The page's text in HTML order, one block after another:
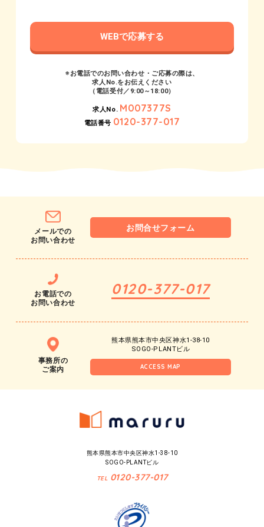
WEBで応募する
※お電話でのお問い合わせ・ご応募の際は、
求人No.をお伝えください
（電話受付／9:00～18:00）
求人No. M007377S
電話番号 0120-377-017
メールでの
お問い合わせ
お問合せフォーム
お電話での
お問い合わせ
0120-377-017
事務所の
ご案内
ACCESS MAP
熊本県熊本市中央区神水1-38-10
SOGO-PLANTビル
熊本県熊本市中央区神水1-38-10
SOGO-PLANTビル
TEL 0120-377-017